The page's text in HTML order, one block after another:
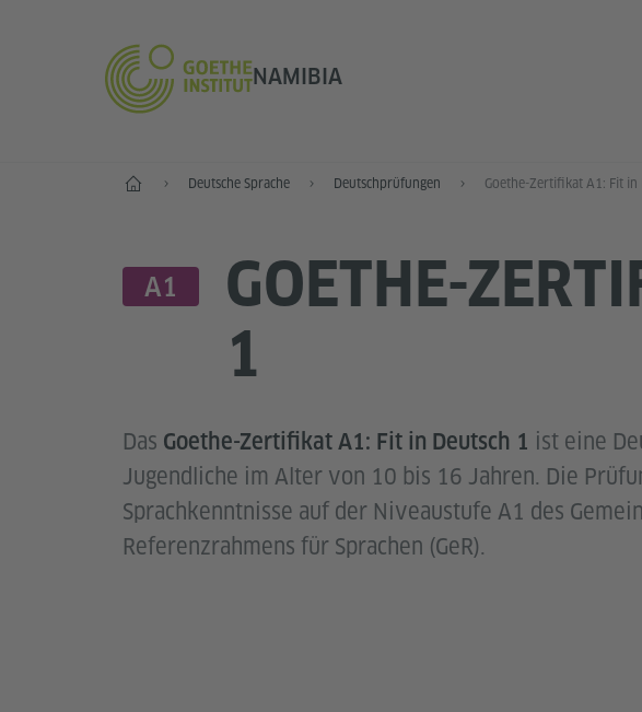
NAMIBIA
Start Deutsche Sprache Deutschprüfungen
SPRACHNIVEAU
A1
GOETHE-
1
Das Goethe-Zertifikat A1: Fit in Deutsch 1 ist eine
Jugendliche im Alter von 10 bis 16 Jahren. Die
Sprachkenntnisse auf der Niveaustufe A1 des
Referenzrahmens für Sprachen (GeR).